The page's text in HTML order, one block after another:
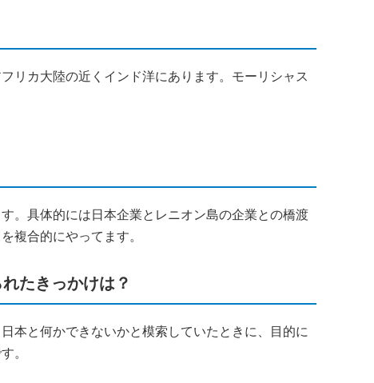
リカ大陸の近くインド洋にあります。モーリシャス
。具体的には日本企業とレニオン島の企業との橋渡
複合的にやってます。
たきっかけは？
本と何かできないかと模索していたときに、目的に
。